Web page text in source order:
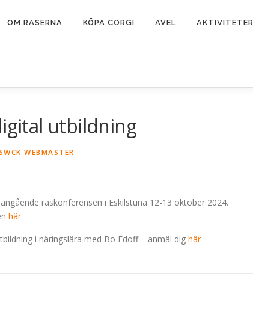
OM RASERNA KÖPA CORGI AVEL AKTIVITETER
utbildning
WEBMASTER
raskonferensen i Eskilstuna 12-13 oktober 2024.
här.
i näringslära med Bo Edoff – anmäl dig här